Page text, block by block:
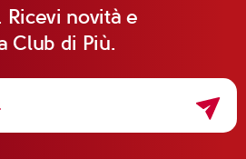
Ricevi novità e
Club di Più.